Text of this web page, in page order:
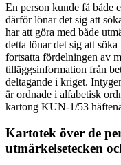
En person kunde få både
därför lönar det sig att
har att göra med både
detta lönar det sig att
fortsatta fördelningen av
tilläggsinformation från
deltagande i kriget.
är ordnade i alfabetisk
kartong KUN-1/53
Kartotek över de
utmärkelsetecken